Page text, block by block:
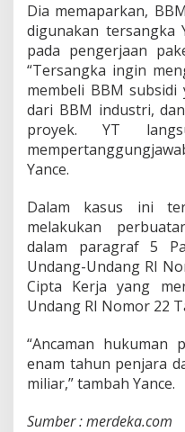
Dia memaparkan,
digunakan tersangka
pada pengerjaan
“Tersangka ingin
membeli BBM
dari BBM industri,
proyek. YT
Yance.
Dalam kasus ini
melakukan
dalam paragraf 5
Undang-Undang RI
Cipta Kerja yang
Undang RI Nomor 22
“Ancaman hukuman
enam tahun penjara
miliar,” tambah Yance.
Sumber : merdeka.com